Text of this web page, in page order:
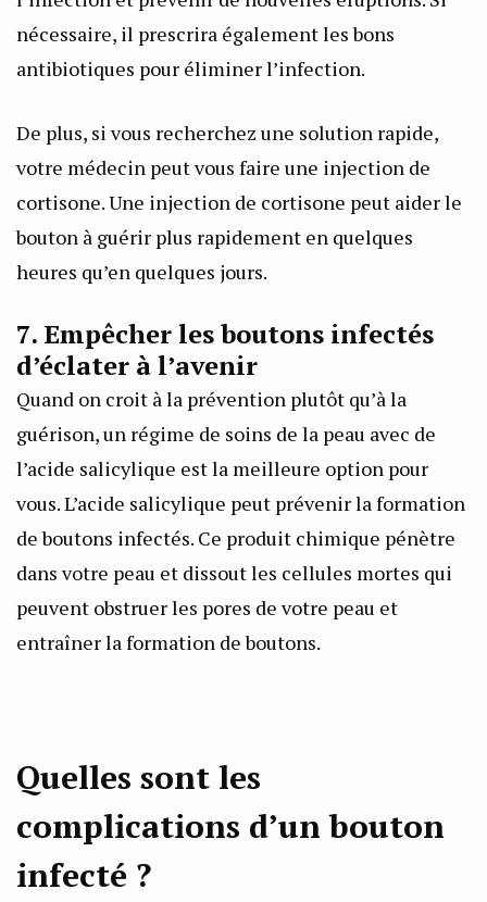
nécessaire, il prescrira également les bons
antibiotiques pour éliminer l’infection.
De plus, si vous recherchez une solution rapide,
votre médecin peut vous faire une injection de
cortisone. Une injection de cortisone peut aider le
bouton à guérir plus rapidement en quelques
heures qu’en quelques jours.
7. Empêcher les boutons infectés
d’éclater à l’avenir
Quand on croit à la prévention plutôt qu’à la
guérison, un régime de soins de la peau avec de
l’acide salicylique est la meilleure option pour
vous. L’acide salicylique peut prévenir la formation
de boutons infectés. Ce produit chimique pénètre
dans votre peau et dissout les cellules mortes qui
peuvent obstruer les pores de votre peau et
entraîner la formation de boutons.
Quelles sont les
complications d’un bouton
infecté ?